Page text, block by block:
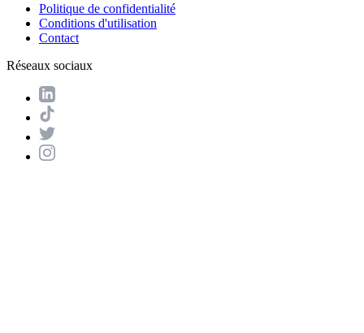
Politique de confidentialité
Conditions d'utilisation
Contact
Réseaux sociaux